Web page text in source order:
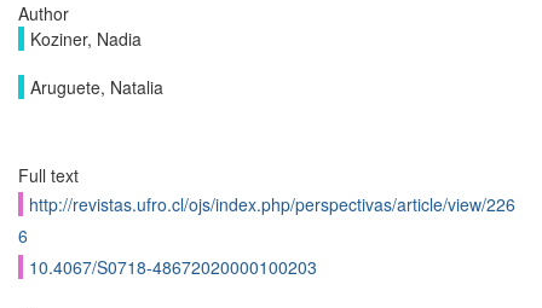
Author
Koziner, Nadia
Aruguete, Natalia
Full text
http://revistas.ufro.cl/ojs/index.php/perspectivas/article/view/226
6
10.4067/S0718-48672020000100203